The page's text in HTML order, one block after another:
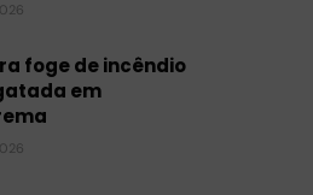
foge de incêndio
em